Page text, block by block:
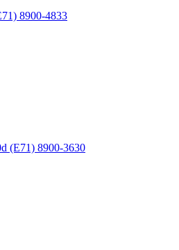
8900-4833
(E71) 8900-3630